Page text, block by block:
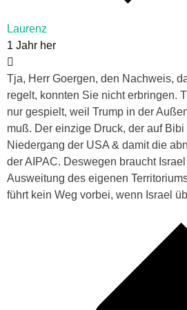
Laurenz
1 Jahr her
Tja, Herr Goergen, den Nachweis,
regelt, konnten Sie nicht erbringen.
nur gespielt, weil Trump in der
muß. Der einzige Druck, der auf Bibi
Niedergang der USA & damit die
der AIPAC. Deswegen braucht
Ausweitung des eigenen
führt kein Weg vorbei, wenn Israel